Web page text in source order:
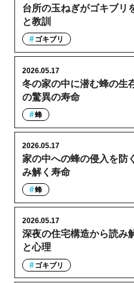
台所の玉ねぎがゴキブリ
と教訓
ゴキブリ
冬の家の中に潜む蜂の生
の驚異の寿命
2026.05.17
蜂
家の中への蜂の侵入を防
み解く寿命
2026.05.17
蜂
深夜の住宅構造から読み
と心理
2026.05.17
ゴキブリ